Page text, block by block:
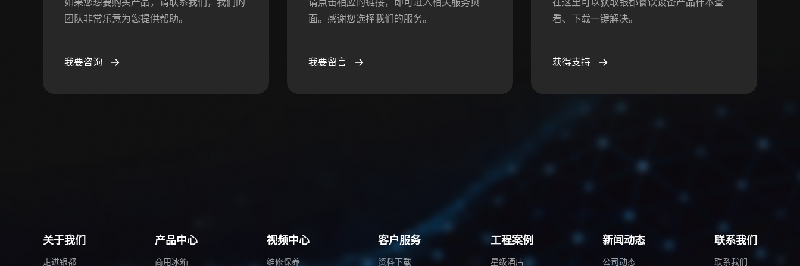
如果您想要购买产品，请联系我们，我们的
团队非常乐意为您提供帮助。
我要咨询
请点击相应的链接，即可进入相关服务页
面。感谢您选择我们的服务。
我要留言
在这里可以获取银都餐饮设备产品样本查
看、下载一键解决。
获得支持
关于我们
走进银都
产品中心
商用冰箱
视频中心
维修保养
客户服务
资料下载
工程案例
星级酒店
新闻动态
公司动态
联系我们
联系我们